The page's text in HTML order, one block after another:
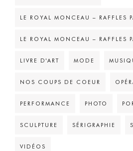
LE ROYAL MONCEAU – RAFFLES
LE ROYAL MONCEAU – RAFFLES
LIVRE D'ART MODE
NOS COUPS DE COEUR
PERFORMANCE PHOTO
SCULPTURE SÉRIGRAPHIE
VIDÉOS